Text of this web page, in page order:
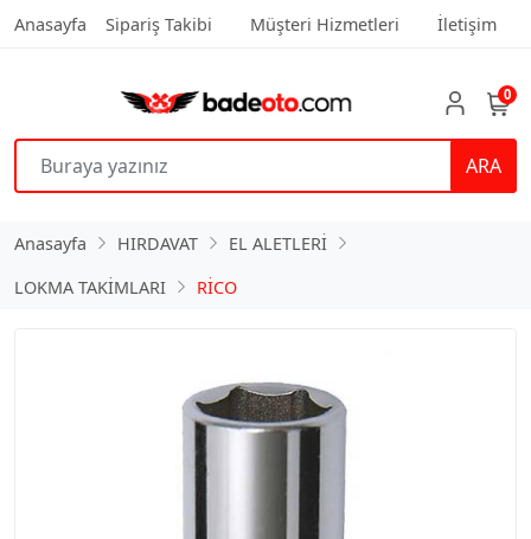
Anasayfa Sipariş Takibi Müşteri Hizmetleri İletişim
ARA
0
Anasayfa HIRDAVAT
EL ALETLERİ
LOKMA TAKİMLARI
RİCO